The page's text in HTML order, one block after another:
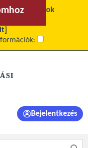
eljárások
Bejelentkezés